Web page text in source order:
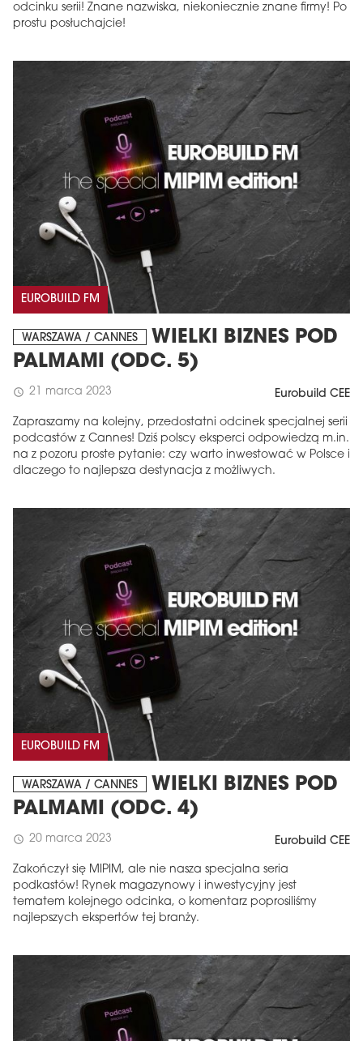
odcinku serii! Znane nazwiska, niekoniecznie znane firmy! Po
prostu posłuchajcie!
EUROBUILD FM
WARSZAWA / CANNES
WIELKI BIZNES POD
PALMAMI (ODC. 5)
schedule 21 marca 2023 Eurobuild CEE
Zapraszamy na kolejny, przedostatni odcinek specjalnej serii
podcastów z Cannes! Dziś polscy eksperci odpowiedzą m.in.
na z pozoru proste pytanie: czy warto inwestować w Polsce i
dlaczego to najlepsza destynacja z możliwych.
EUROBUILD FM
WARSZAWA / CANNES
WIELKI BIZNES POD
PALMAMI (ODC. 4)
schedule 20 marca 2023 Eurobuild CEE
Zakończył się MIPIM, ale nie nasza specjalna seria
podkastów! Rynek magazynowy i inwestycyjny jest
tematem kolejnego odcinka, o komentarz poprosiliśmy
najlepszych ekspertów tej branży.